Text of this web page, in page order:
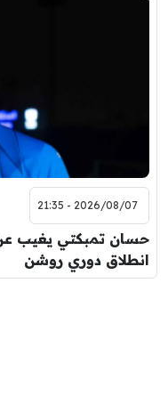
2026/08/07 - 21:35
حسان تمبكتي يغيب
انطلاق دوري روشن